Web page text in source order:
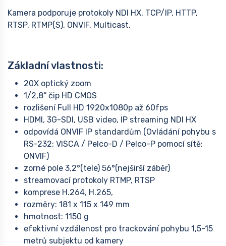
Kamera podporuje protokoly NDI HX, TCP/IP, HTTP,
RTSP, RTMP(S), ONVIF, Multicast.
Základní vlastnosti:
20X optický zoom
1/2,8“ čip HD CMOS
rozlišení Full HD 1920x1080p až 60fps
HDMI, 3G-SDI, USB video, IP streaming NDI HX
odpovídá ONVIF IP standardům (Ovládání pohybu s
RS-232: VISCA / Pelco-D / Pelco-P pomocí sítě:
ONVIF)
zorné pole 3,2°(tele) 56°(nejširší záběr)
streamovací protokoly RTMP, RTSP
komprese H.264, H.265,
rozměry: 181 x 115 x 149 mm
hmotnost: 1150 g
efektivní vzdálenost pro trackování pohybu 1,5-15
metrů subjektu od kamery